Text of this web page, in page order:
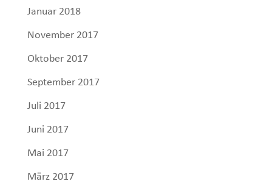
Januar 2018
November 2017
Oktober 2017
September 2017
Juli 2017
Juni 2017
Mai 2017
März 2017